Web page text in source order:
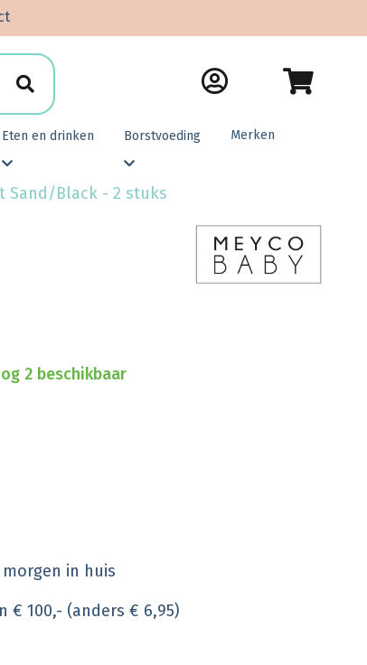
Eten en drinken Borstvoeding Merken
Sand/Black - 2 stuks
2 beschikbaar
in huis
€ 100,- (anders € 6,95)